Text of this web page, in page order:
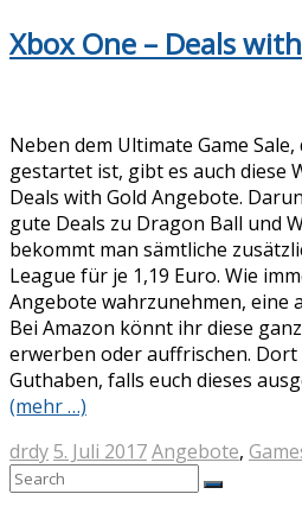
Xbox One – Deals
Neben dem Ultimate Game
gestartet ist, gibt es auch diese
Deals with Gold Angebote.
gute Deals zu Dragon Ball und
bekommt man sämtliche
League für je 1,19 Euro. Wie
Angebote wahrzunehmen, eine
Bei Amazon könnt ihr diese
erwerben oder auffrischen.
Guthaben, falls euch dieses
(mehr …)
drdy 5. Juli 2017Angebote,